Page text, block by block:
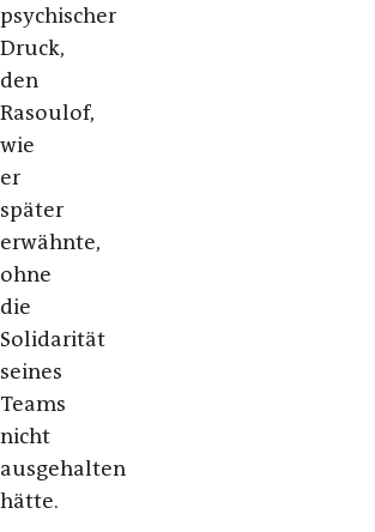
psychischer
Druck,
den
Rasoulof,
wie
er
später
erwähnte,
ohne
die
Solidarität
seines
Teams
nicht
ausgehalten
hätte.